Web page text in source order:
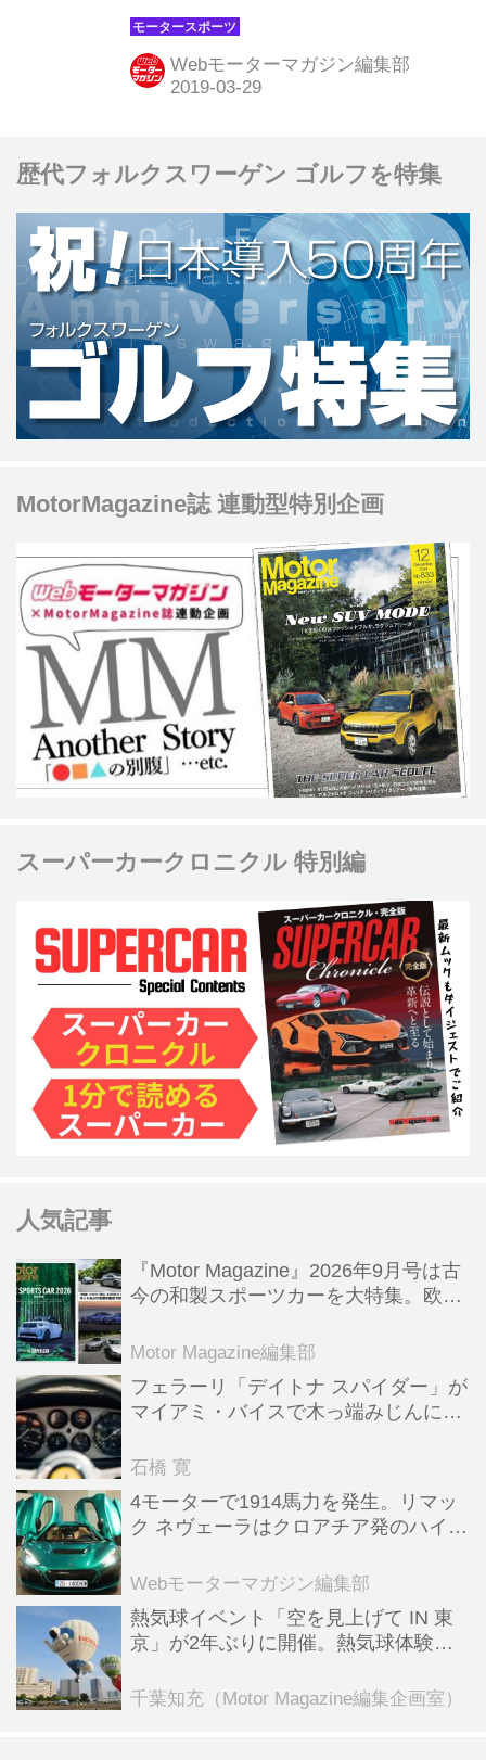
が行なわれ、トヨタのクリス・ミーク
／セブ・マーシャル組（ヤリスWRC）
がトップタイムをマークした。 トヨタ
格的なターマックイベントとなるツー
ル・ド・コルスは、コルシカ島の山岳
地帯や海岸線沿いの曲がりくねった舗
装路がSS（スペシャルステージ）とし
て使用される。ツイスティなコーナー
が延々と続き、エスケープゾーンが少
ないため、わずかなドライビングミス
が大きなアクシデントに繋がる、ハイ
リスクなラリーとして知られ...
Webモーターマガジン編集部
歴代フォルクスワーゲン ゴルフを特集
MotorMagazine誌 連動型特別企画
スーパーカークロニクル 特別編
人気記事
『Motor Magazine』2026年9月号は古
今の和製スポーツカーを大特集。欧州
Motor Magazine編集部
フェラーリ「デイトナ スパイダー」が
マイアミ・バイスで木っ端みじんにな
石橋 寛
4モーターで1914馬力を発生。リマッ
ク ネヴェーラはクロアチア発のハイパ
全版／115】
Webモーターマガジン編集部
熱気球イベント「空を見上げて IN 東
京」が2年ぶりに開催。熱気球体験搭
ンテンツも
千葉知充（Motor Magazine編集企画室）